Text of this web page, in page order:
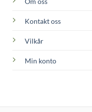
Kontakt oss
Vilkår
Min konto